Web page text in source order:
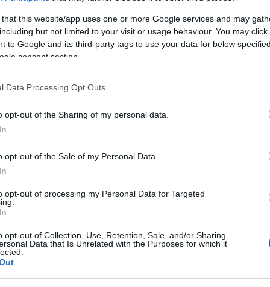
that this website/app uses one or more Google services and may
but not limited to your visit or usage behaviour. You may
to Google and its third-party tags to use your data for below
consent section.
Data Processing Opt Outs
opt-out of the Sharing of my personal data.
opt-out of the Sale of my Personal Data.
opt-out of processing my Personal Data for Targeted
opt-out of Collection, Use, Retention, Sale, and/or Sharing
Data that Is Unrelated with the Purposes for which it
hogy a magyar munkavállalók hány
szabadon munkavégzésének
hat munkavállalónak nincs lehetősége távmunkára,
ma már egyre több kkv is
szemek, duzzadt lábak:
kinézni évek múlva a home
09:05